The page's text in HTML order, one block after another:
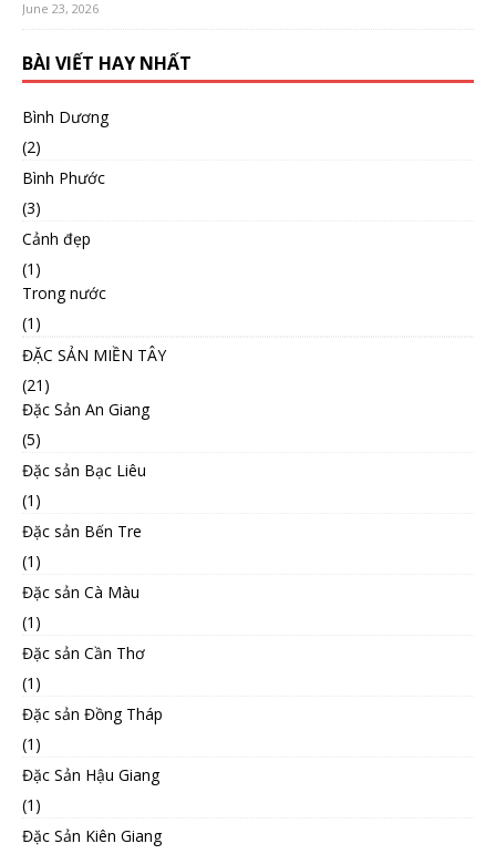
June 23, 2026
BÀI VIẾT HAY NHẤT
Bình Dương
(2)
Bình Phước
(3)
Cảnh đẹp
(1)
Trong nước
(1)
ĐẶC SẢN MIỀN TÂY
(21)
Đặc Sản An Giang
(5)
Đặc sản Bạc Liêu
(1)
Đặc sản Bến Tre
(1)
Đặc sản Cà Màu
(1)
Đặc sản Cần Thơ
(1)
Đặc sản Đồng Tháp
(1)
Đặc Sản Hậu Giang
(1)
Đặc Sản Kiên Giang